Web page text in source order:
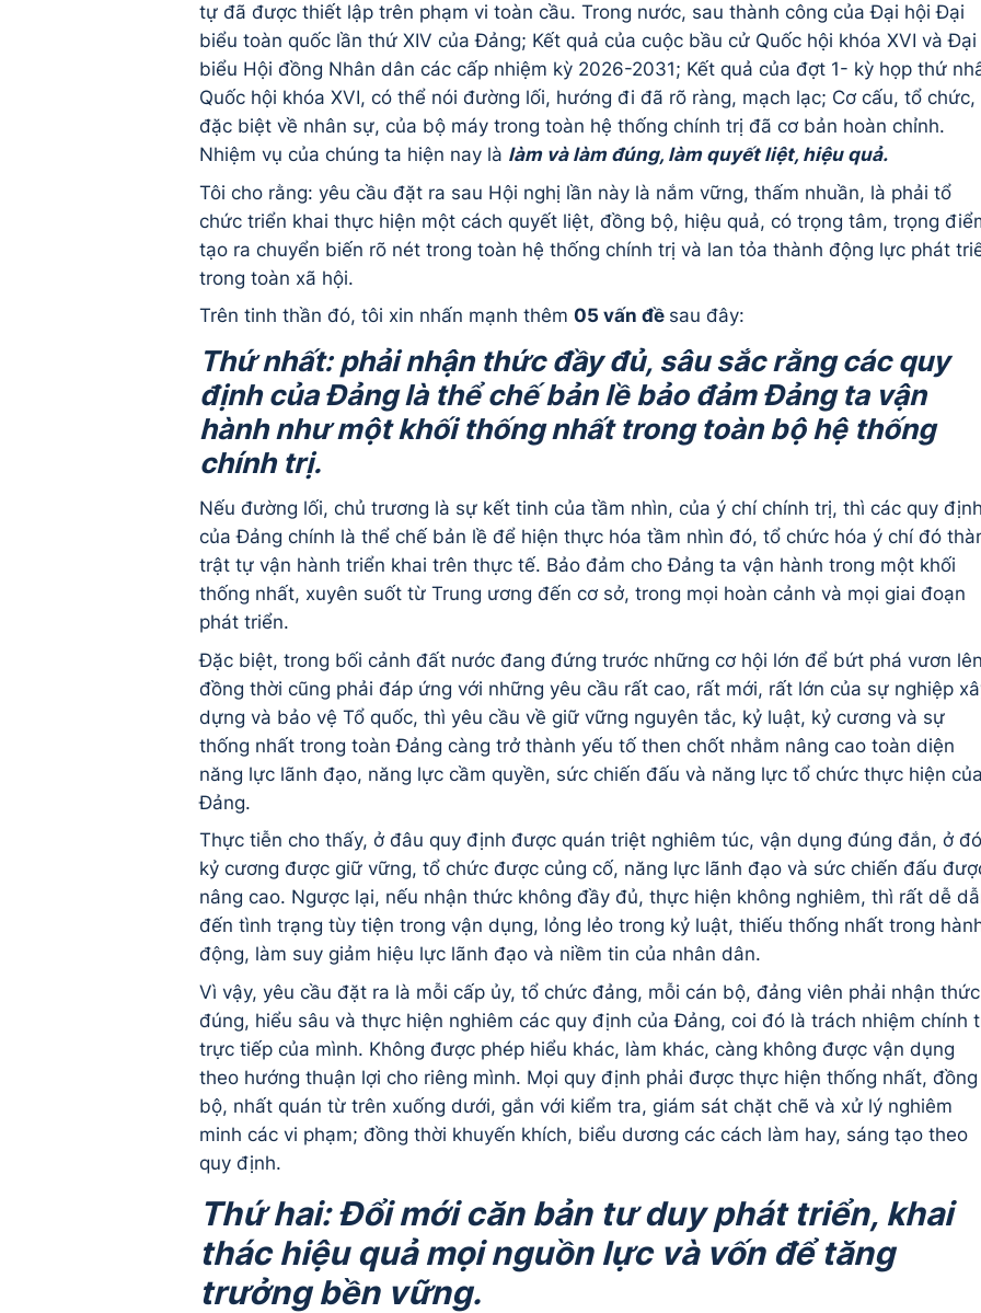
tự đã được thiết lập trên phạm vi toàn cầu. Trong nước, sau thành công của Đại hội Đại
biểu toàn quốc lần thứ XIV của Đảng; Kết quả của cuộc bầu cử Quốc hội khóa XVI và Đại
biểu Hội đồng Nhân dân các cấp nhiệm kỳ 2026-2031; Kết quả của đợt 1- kỳ họp thứ
Quốc hội khóa XVI, có thể nói đường lối, hướng đi đã rõ ràng, mạch lạc; Cơ cấu, tổ chức,
đặc biệt về nhân sự, của bộ máy trong toàn hệ thống chính trị đã cơ bản hoàn chỉnh.
Nhiệm vụ của chúng ta hiện nay là làm và làm đúng, làm quyết liệt, hiệu quả.
Tôi cho rằng: yêu cầu đặt ra sau Hội nghị lần này là nắm vững, thấm nhuần, là phải tổ
chức triển khai thực hiện một cách quyết liệt, đồng bộ, hiệu quả, có trọng tâm, trọng
tạo ra chuyển biến rõ nét trong toàn hệ thống chính trị và lan tỏa thành động lực phát
trong toàn xã hội.
Trên tinh thần đó, tôi xin nhấn mạnh thêm 05 vấn đề sau đây:
Thứ nhất: phải nhận thức đầy đủ, sâu sắc rằng các quy
định của Đảng là thểchế bản lề bảo đảm Đảng ta vận
hành như một khối thống nhất trong toàn bộ hệ thống
chính trị.
Nếu đường lối, chủ trương là sự kết tinh của tầm nhìn, của ý chí chính trị, thì các quy định
của Đảng chính là thể chế bản lề để hiện thực hóa tầm nhìn đó, tổ chức hóa ý chí đó
trật tự vận hành triển khai trên thực tế. Bảo đảm cho Đảng ta vận hành trong một khối
thống nhất, xuyên suốt từ Trung ương đến cơ sở, trong mọi hoàn cảnh và mọi giai đoạn
phát triển.
Đặc biệt, trong bối cảnh đất nước đang đứng trước những cơ hội lớn để bứt phá vươn
đồng thời cũng phải đáp ứng với những yêu cầu rất cao, rất mới, rất lớn của sự nghiệp
dựng và bảo vệ Tổ quốc, thì yêu cầu về giữ vững nguyên tắc, kỷ luật, kỷ cương và sự
thống nhất trong toàn Đảng càng trở thành yếu tố then chốt nhằm nâng cao toàn diện
năng lực lãnh đạo, năng lực cầm quyền, sức chiến đấu và năng lực tổ chức thực hiện của
Đảng.
Thực tiễn cho thấy, ở đâu quy định được quán triệt nghiêm túc, vận dụng đúng đắn, ở đó
kỷ cương được giữ vững, tổ chức được củng cố, năng lực lãnh đạo và sức chiến đấu
nâng cao. Ngược lại, nếu nhận thức không đầy đủ, thực hiện không nghiêm, thì rất dễ
đến tình trạng tùy tiện trong vận dụng, lỏng lẻo trong kỷ luật, thiếu thống nhất trong
động, làm suy giảm hiệu lực lãnh đạo và niềm tin của nhân dân.
Vì vậy, yêu cầu đặt ra là mỗi cấp ủy, tổ chức đảng, mỗi cán bộ, đảng viên phải nhận thức
đúng, hiểu sâu và thực hiện nghiêm các quy định của Đảng, coi đó là trách nhiệm chính
trực tiếp của mình. Không được phép hiểu khác, làm khác, càng không được vận dụng
theo hướng thuận lợi cho riêng mình. Mọi quy định phải được thực hiện thống nhất, đồng
bộ, nhất quán từ trên xuống dưới, gắn với kiểm tra, giám sát chặt chẽ và xử lý nghiêm
minh các vi phạm; đồng thời khuyến khích, biểu dương các cách làm hay, sáng tạo theo
quy định.
Thứ hai: Đổi mới căn bản tư duy phát triển, khai
thác hiệu quả mọi nguồn lực và vốn để tăng
trưởng bền vững.